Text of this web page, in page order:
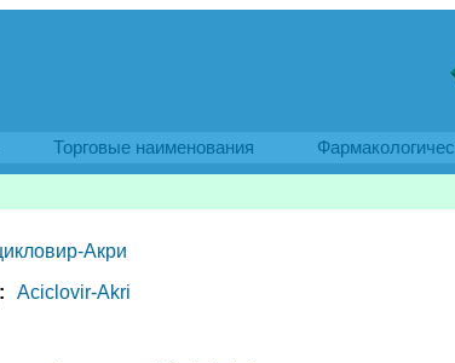
Торговые наименования
Акри
Aciclovir-Akri